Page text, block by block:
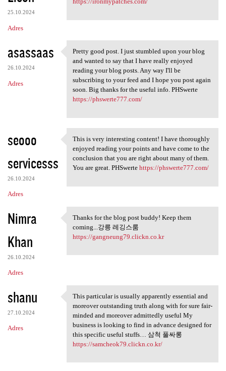
25.10.2024
Adres
asassaas
26.10.2024
Adres
Pretty good post. I just
Pretty good post. I just stumbled upon your blog
and wanted to say that I have really enjoyed
reading your blog posts. Any way I'll be
subscribing to your feed and I hope you post again
soon. Big thanks for the useful info. PHSwerte
https://phswerte777.com/
seooo
servicesss
26.10.2024
Adres
This is very interesting
This is very interesting content! I have thoroughly
enjoyed reading your points and have come to the
conclusion that you are right about many of them.
You are great. PHSwerte https://phswerte777.com/
Nimra
Khan
26.10.2024
Adres
Thanks for the blog post
Thanks for the blog post buddy! Keep them
coming...강릉 레깅스룸
https://gangneung79.clickn.co.kr
shanu
27.10.2024
Adres
This particular is usually
This particular is usually apparently essential and
moreover outstanding truth along with for sure fair-
minded and moreover admittedly useful My
business is looking to find in advance designed for
this specific useful stuffs… 삼척 풀싸롱
https://samcheok79.clickn.co.kr/